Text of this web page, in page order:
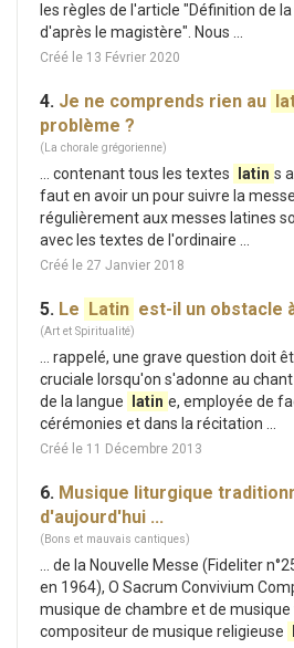
les règles de l'article "Définition de
d'après le magistère". Nous ...
Créé le 13 Février 2020
4. Je ne comprends rien au
problème ?
(La chorale grégorienne)
... contenant tous les textes latin s
faut en avoir un pour suivre la
régulièrement aux messes latines
avec les textes de l'ordinaire ...
Créé le 27 Janvier 2018
5. Le Latin est-il un obstacle
(Art et Spiritualité)
... rappelé, une grave question doit
cruciale lorsqu'on s'adonne au
de la langue
latin e, employée de
cérémonies et dans la récitation ...
Créé le 11 Décembre 2013
6. Musique liturgique
d'aujourd'hui ...
(Bons et mauvais cantiques)
... de la Nouvelle Messe (Fideliter
en 1964), O Sacrum Convivium
musique de chambre et de
compositeur de musique religieuse